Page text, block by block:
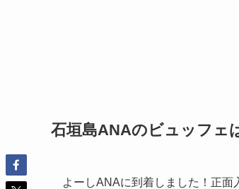
石垣島ANAのビュッフェ
よーしANAに到着しました！正面